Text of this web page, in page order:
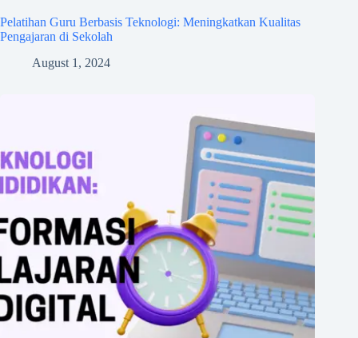
Pelatihan Guru Berbasis Teknologi: Meningkatkan Kualitas
Pengajaran di Sekolah
August 1, 2024